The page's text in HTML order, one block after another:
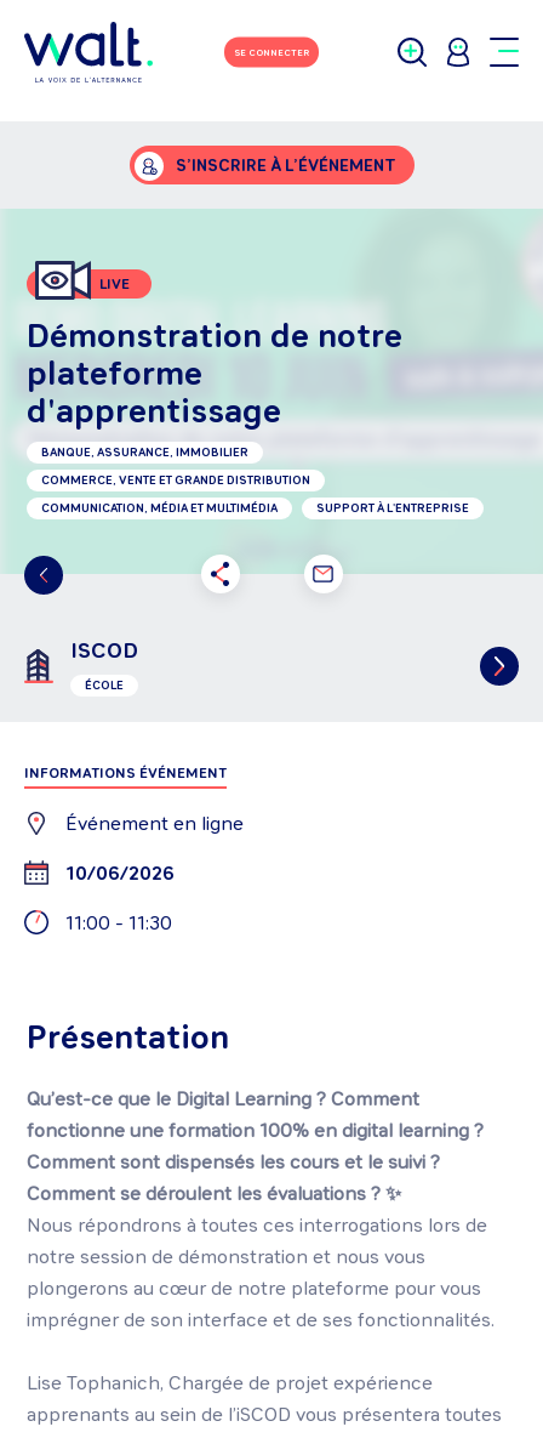
SE CONNECTER
S’INSCRIRE À L’ÉVÉNEMENT
LIVE
Démonstration de notre
plateforme
d'apprentissage
BANQUE, ASSURANCE, IMMOBILIER
COMMERCE, VENTE ET GRANDE DISTRIBUTION
COMMUNICATION, MÉDIA ET MULTIMÉDIA
SUPPORT À L'ENTREPRISE
ISCOD
ÉCOLE
INFORMATIONS ÉVÉNEMENT
Événement en ligne
10/06/2026
11:00 - 11:30
Présentation
Qu’est-ce que le Digital Learning ? Comment
fonctionne une formation 100% en digital learning ?
Comment sont dispensés les cours et le suivi ?
Comment se déroulent les évaluations ? ✨
Nous répondrons à toutes ces interrogations lors de
notre session de démonstration et nous vous
plongerons au cœur de notre plateforme pour vous
imprégner de son interface et de ses fonctionnalités.
Lise Tophanich, Chargée de projet expérience
apprenants au sein de l’iSCOD vous présentera toutes